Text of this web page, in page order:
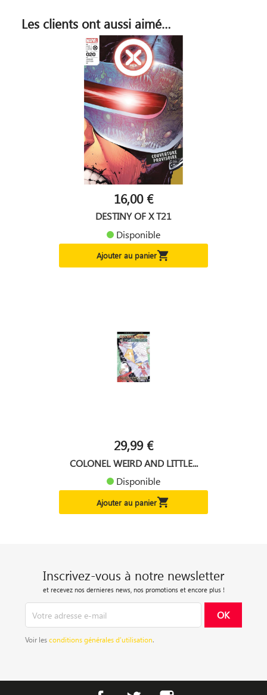
Les clients ont aussi aimé…
16,00 €
DESTINY OF X T21
Disponible
Ajouter au panier
29,99 €
COLONEL WEIRD AND LITTLE...
Disponible
Ajouter au panier
Inscrivez-vous à notre newsletter
et recevez nos dernieres news, nos promotions et encore plus !
Voir lesconditions générales d’utilisation.